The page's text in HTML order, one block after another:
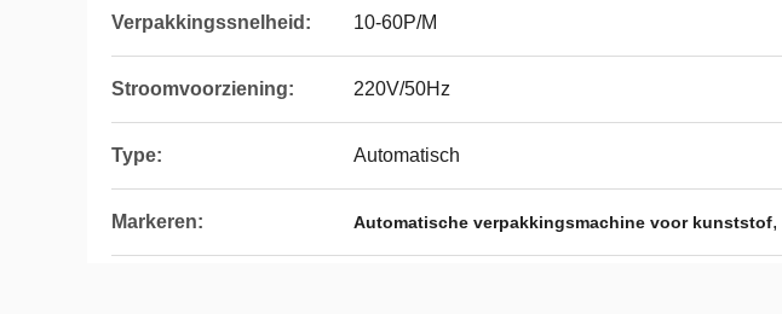
Verpakkingssnelheid: 10-60P/M
Stroomvoorziening: 220V/50Hz
Type: Automatisch
Markeren: Automatische verpakkingsmachine voor kunststof,